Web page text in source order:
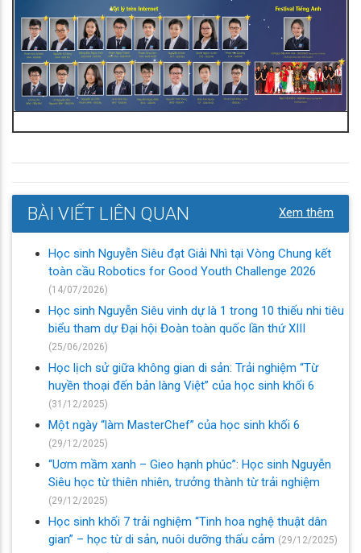
BÀI VIẾT LIÊN QUAN Xem thêm
Học sinh Nguyễn Siêu đạt Giải Nhì tại Vòng Chung kết
toàn cầu Robotics for Good Youth Challenge 2026
(14/07/2026)
Học sinh Nguyễn Siêu vinh dự là 1 trong 10 thiếu nhi tiêu
biểu tham dự Đại hội Đoàn toàn quốc lần thứ XIII
(25/06/2026)
Học lịch sử giữa không gian di sản: Trải nghiệm “Từ
huyền thoại đến bản làng Việt” của học sinh khối 6
(31/12/2025)
Một ngày “làm MasterChef” của học sinh khối 6
(29/12/2025)
“Uơm mầm xanh – Gieo hạnh phúc”: Học sinh Nguyễn
Siêu học từ thiên nhiên, trưởng thành từ trải nghiệm
(29/12/2025)
Học sinh khối 7 trải nghiệm “Tinh hoa nghệ thuật dân
gian” – học từ di sản, nuôi dưỡng thấu cảm (29/12/2025)